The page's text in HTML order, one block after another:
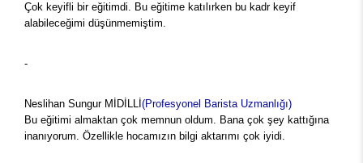
Çok keyifli bir eğitimdi. Bu eğitime katılırken bu kadr keyif
alabileceğimi düşünmemiştim.
-
Neslihan Sungur MİDİLLİ (Profesyonel Barista Uzmanlığı)
Bu eğitimi almaktan çok memnun oldum. Bana çok şey kattığına
inanıyorum. Özellikle hocamızın bilgi aktarımı çok iyidi.